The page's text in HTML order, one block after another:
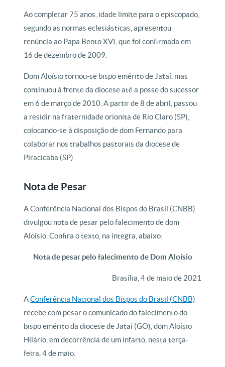
Ao completar 75 anos, idade limite para o episcopado,
segundo as normas eclesiásticas, apresentou
renúncia ao Papa Bento XVI, que foi confirmada em
16 de dezembro de 2009.
Dom Aloísio tornou-se bispo emérito de Jataí, mas
continuou à frente da diocese até a posse do sucessor
em 6 de março de 2010. A partir de 8 de abril, passou
a residir na fraternidade orionita de Rio Claro (SP),
colocando-se à disposição de dom Fernando para
colaborar nos trabalhos pastorais da diocese de
Piracicaba (SP).
Nota de Pesar
A Conferência Nacional dos Bispos do Brasil (CNBB)
divulgou nota de pesar pelo falecimento de dom
Aloísio. Confira o texto, na íntegra, abaixo:
Nota de pesar pelo falecimento de Dom Aloísio
Brasília, 4 de maio de 2021
AConferência Nacional dos Bispos do Brasil (CNBB)
recebe com pesar o comunicado do falecimento do
bispo emérito da diocese de Jataí (GO), dom Aloísio
Hilário, em decorrência de um infarto, nesta terça-
feira, 4 de maio.